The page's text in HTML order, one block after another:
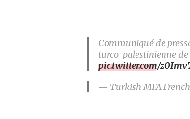
Communiqué de
turco-palestinienne de
pic.twitter.com/
— Turkish MFA